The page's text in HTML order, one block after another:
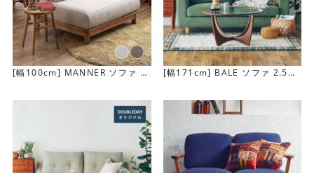
堂々とした重厚感のあるシルエットは、リビングルームの
主役としてふさわしいソファです。アンティーク家具との
コーディネートも楽しめます。
[幅100cm] MANNER ソファ 1.
[幅171cm] BALE ソファ 2.5人